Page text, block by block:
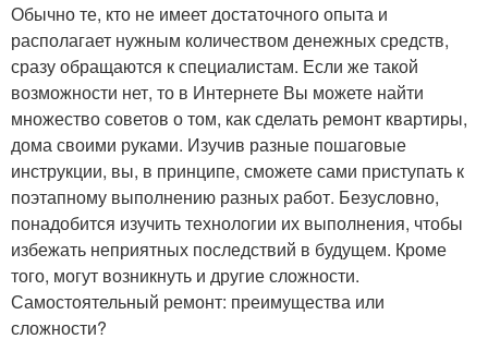
Обычно те, кто не имеет достаточного опыта и
располагает нужным количеством денежных средств,
сразу обращаются к специалистам. Если же такой
возможности нет, то в Интернете Вы можете найти
множество советов о том, как сделать ремонт квартиры,
дома своими руками. Изучив разные пошаговые
инструкции, вы, в принципе, сможете сами приступать к
поэтапному выполнению разных работ. Безусловно,
понадобится изучить технологии их выполнения, чтобы
избежать неприятных последствий в будущем. Кроме
того, могут возникнуть и другие сложности.
Самостоятельный ремонт: преимущества или
сложности?